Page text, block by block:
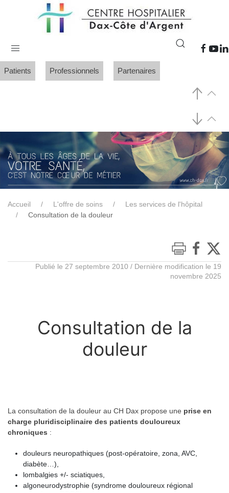
Patients Professionnels Partenaires
Accueil L'offre de soins
Les services de l'hôpital
Consultation de la douleur
Publié le 27 septembre 2010 / Dernière modification le 19
novembre 2025
Consultation de la
douleur
La consultation de la douleur au CH Dax propose une prise en
charge pluridisciplinaire des patients douloureux
chroniques :
douleurs neuropathiques (post-opératoire, zona, AVC,
diabète…),
lombalgies +/- sciatiques,
algoneurodystrophie (syndrome douloureux régional